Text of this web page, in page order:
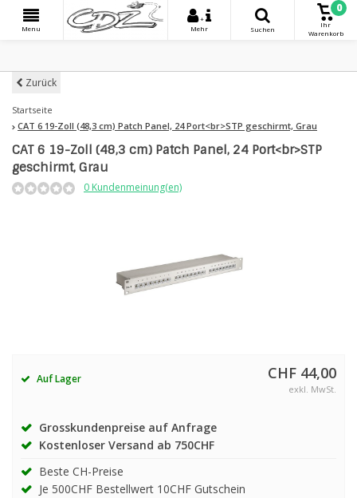
Menu
+
Mehr
Suchen
0
Ihr
Warenkorb
Zurück
Startseite
CAT 6 19-Zoll (48,3 cm) Patch Panel, 24 Port<br>STP geschirmt, Grau
CAT 6 19-Zoll (48,3 cm) Patch Panel, 24 Port<br>STP
geschirmt, Grau
0 Kundenmeinung(en)
Auf Lager CHF 44,00
exkl. MwSt.
Grosskundenpreise auf Anfrage
Kostenloser Versand ab 750CHF
Beste CH-Preise
Je 500CHF Bestellwert 10CHF Gutschein